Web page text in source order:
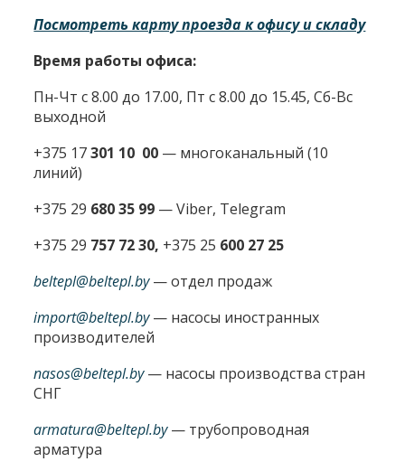
Посмотреть карту проезда к офису и складу
Время работы офиса:
Пн-Чт с 8.00 до 17.00, Пт с 8.00 до 15.45, Сб-Вс
выходной
+375 17301 10 00 — многоканальный (10
линий)
+375 29 680 35 99 — Viber, Telegram
+375 29 757 72 30, +375 25 600 27 25
beltepl@beltepl.by— отдел продаж
import@beltepl.by— насосы иностранных
производителей
nasos@beltepl.by— насосы производства стран
СНГ
armatura@beltepl.by— трубопроводная
арматура